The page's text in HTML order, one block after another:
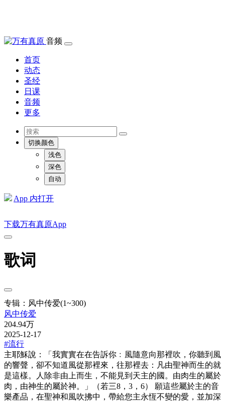
音频
首页
动态
圣经
日课
音频
更多
切换颜色
浅色
深色
自动
App 内打开
下载万有真原App
歌词
专辑：风中传爱(1~300)
风中传爱
204.94万
2025-12-17
#流行
主耶穌說：「我實實在在告訴你﹕風隨意向那裡吹，你聽到風
的響聲，卻不知道風從那裡來，往那裡去：凡由聖神而生的就
是這樣。人除非由上而生，不能見到天主的國。由肉生的屬於
肉，由神生的屬於神。」（若三8，3，6） 願這些屬於主的音
樂產品，在聖神和風吹拂中，帶給您主永恆不變的愛，並加深